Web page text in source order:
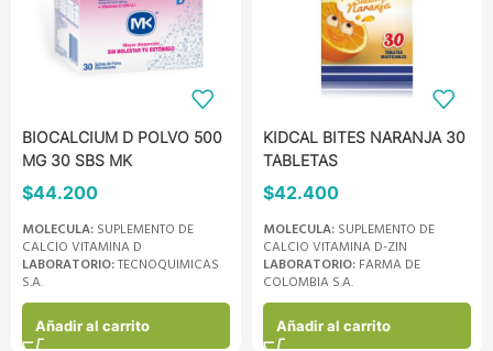
BIOCALCIUM D POLVO 500
MG 30 SBS MK
$44.200
MOLECULA: SUPLEMENTO DE
CALCIO VITAMINA D
LABORATORIO:TECNOQUIMICAS
S.A.
Añadir al carrito
KIDCAL BITES NARANJA 30
TABLETAS
$42.400
MOLECULA: SUPLEMENTO DE
CALCIO VITAMINA D-ZIN
LABORATORIO: FARMA DE
COLOMBIA S.A.
Añadir al carrito